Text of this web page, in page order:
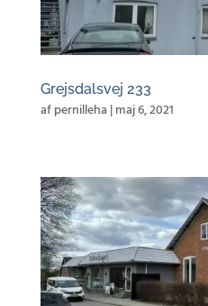
Grejsdalsvej 233
afpernilleha |maj 6, 2021